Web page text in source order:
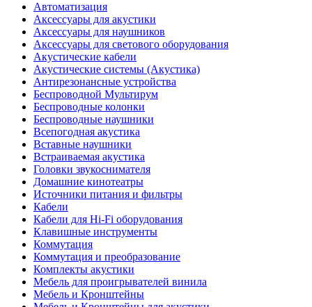
Автоматизация
Аксессуары для акустики
Аксессуары для наушников
Аксессуары для светового оборудования
Акустические кабели
Акустические системы (Акустика)
Антирезонансные устройства
Беспроводной Мультирум
Беспроводные колонки
Беспроводные наушники
Всепогодная акустика
Вставные наушники
Встраиваемая акустика
Головки звукоснимателя
Домашние кинотеатры
Источники питания и фильтры
Кабели
Кабели для Hi-Fi оборудования
Клавишные инструменты
Коммутация
Коммутация и преобразование
Комплекты акустики
Мебель для проигрывателей винила
Мебель и Кронштейны